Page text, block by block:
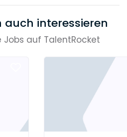
auch interessieren
auf TalentRocket